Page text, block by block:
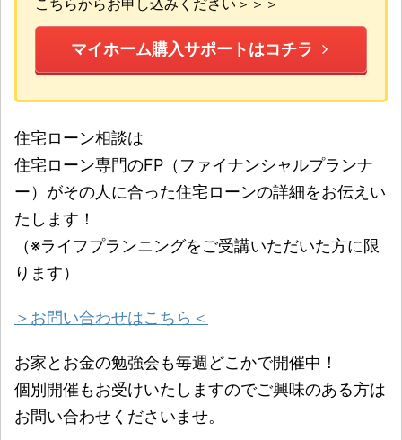
こちらからお申し込みください＞＞＞
マイホーム購入サポートはコチラ
住宅ローン相談は
住宅ローン専門のFP（ファイナンシャルプランナ
ー）がその人に合った住宅ローンの詳細をお伝えい
たします！
（※ライフプランニングをご受講いただいた方に限
ります）
＞お問い合わせはこちら＜
お家とお金の勉強会も毎週どこかで開催中！
個別開催もお受けいたしますのでご興味のある方は
お問い合わせくださいませ。